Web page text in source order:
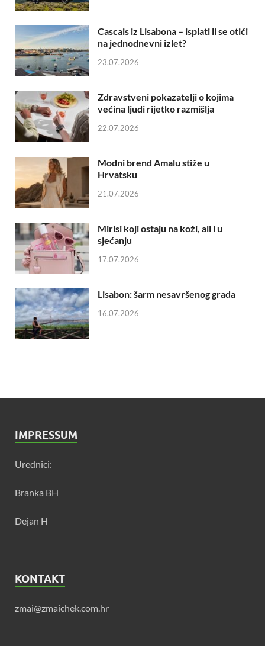
Cascais iz Lisabona – isplati li se otići
na jednodnevni izlet?
23.07.2026
Zdravstveni pokazatelji o kojima
većina ljudi rijetko razmišlja
22.07.2026
Modni brend Amalu stiže u
Hrvatsku
21.07.2026
Mirisi koji ostaju na koži, ali i u
sjećanju
17.07.2026
Lisabon: šarm nesavršenog grada
16.07.2026
IMPRESSUM
Urednici:
Branka BH
Dejan H
KONTAKT
zmai@zmaichek.com.hr